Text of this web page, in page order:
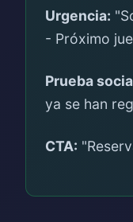
Urgencia:
- Próximo
Prueba
ya se han
CTA: